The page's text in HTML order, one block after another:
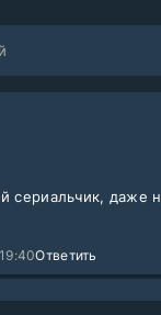
сериальчик, даже
Ответить